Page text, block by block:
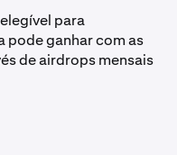
para
pode ganhar com as
de airdrops mensais